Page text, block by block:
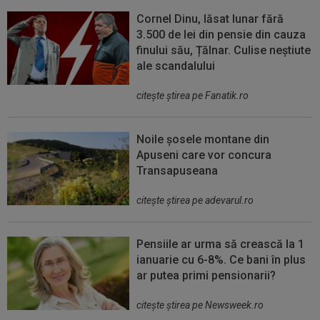
Cornel Dinu, lăsat lunar fără
3.500 de lei din pensie din cauza
finului său, Țălnar. Culise neștiute
ale scandalului
citeşte ştirea pe Fanatik.ro
Noile șosele montane din
Apuseni care vor concura
Transapuseana
citeşte ştirea pe adevarul.ro
Pensiile ar urma să crească la 1
ianuarie cu 6-8%. Ce bani în plus
ar putea primi pensionarii?
citeşte ştirea pe Newsweek.ro